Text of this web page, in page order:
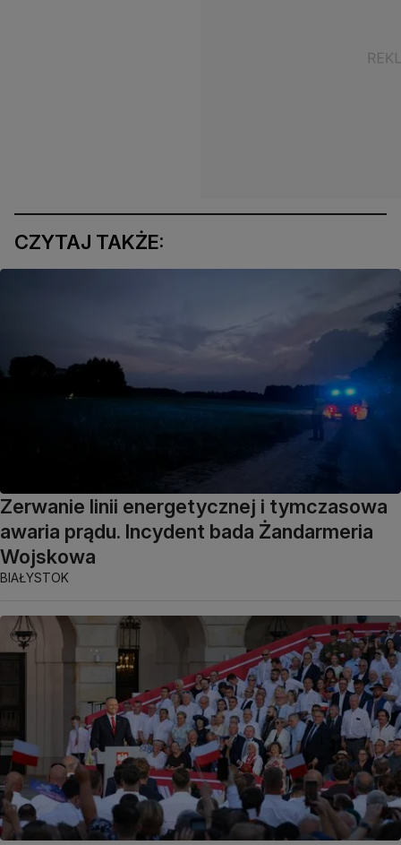
CZYTAJ TAKŻE:
Zerwanie linii energetycznej i tymczasowa
awaria prądu. Incydent bada Żandarmeria
Wojskowa
BIAŁYSTOK